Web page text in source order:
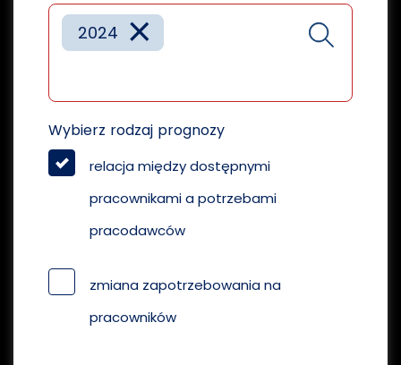
×
2024
Wybierz rodzaj prognozy
relacja między dostępnymi
pracownikami a potrzebami
pracodawców
zmiana zapotrzebowania na
pracowników